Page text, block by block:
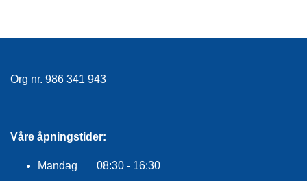
Org nr. 986 341 943
Våre åpningstider:
Mandag 08:30 - 16:30